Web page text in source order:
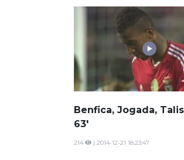
Benfica, Jogada,
63'
214 | 2014-12-21 18:23:47